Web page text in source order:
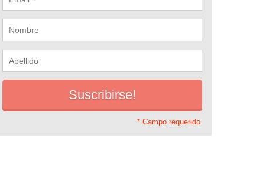
* Campo requerido